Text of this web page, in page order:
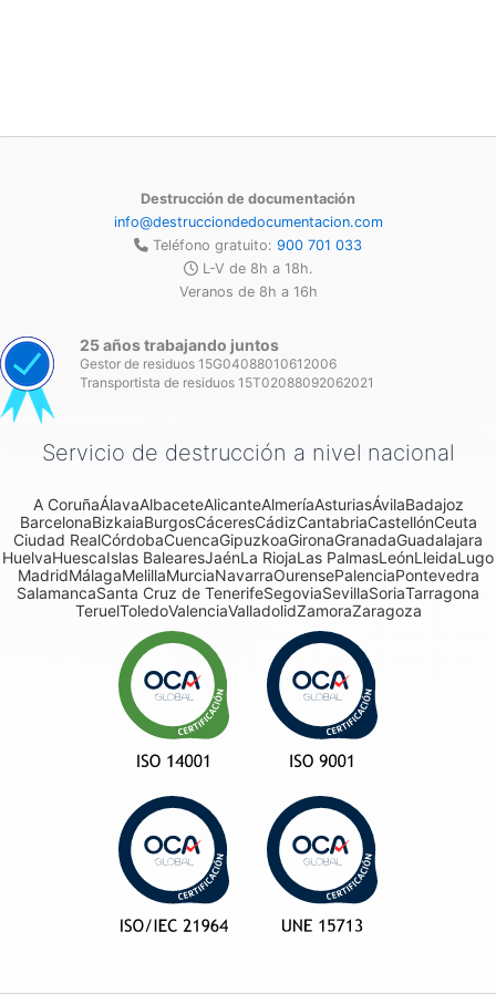
Destrucción de documentación
info@destrucciondedocumentacion.com
Teléfono gratuito: 900 701 033
L-V de 8h a 18h.
Veranos de 8h a 16h
25 años trabajando juntos
Gestor de residuos 15G04088010612006
Transportista de residuos 15T02088092062021
Servicio de destrucción a nivel nacional
A CoruñaÁlavaAlbaceteAlicanteAlmeríaAsturiasÁvilaBadajoz
BarcelonaBizkaiaBurgosCáceresCádizCantabriaCastellónCeuta
Ciudad RealCórdobaCuencaGipuzkoaGironaGranadaGuadalajara
HuelvaHuescaIslas BalearesJaénLa RiojaLas PalmasLeónLleidaLugo
MadridMálagaMelillaMurciaNavarraOurensePalenciaPontevedra
SalamancaSanta Cruz de TenerifeSegoviaSevillaSoriaTarragona
TeruelToledoValenciaValladolidZamoraZaragoza